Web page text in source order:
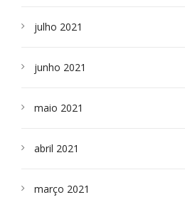
julho 2021
junho 2021
maio 2021
abril 2021
março 2021